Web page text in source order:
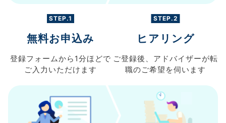
STEP.1
無料お申込み
登録フォームから 1分ほどで
ご入力 いただけます
STEP.2
ヒアリング
ご登録後、 アドバイザーが転
職のご希望を伺います